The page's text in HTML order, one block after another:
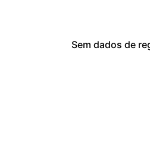
Sem dados de